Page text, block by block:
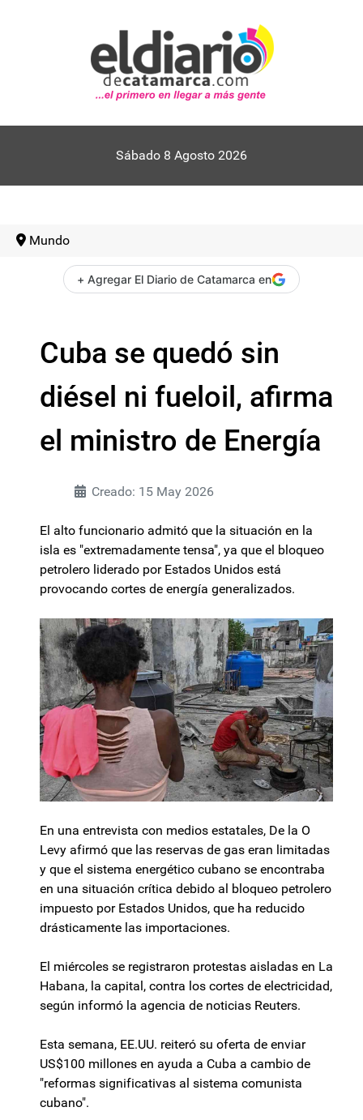
Sábado 8 Agosto 2026
Mundo
+ Agregar El Diario de Catamarca en
Cuba se quedó sin
diésel ni fueloil, afirma
el ministro de Energía
Creado: 15 May 2026
El alto funcionario admitó que la situación en la
isla es "extremadamente tensa", ya que el bloqueo
petrolero liderado por Estados Unidos está
provocando cortes de energía generalizados.
En una entrevista con medios estatales, De la O
Levy afirmó que las reservas de gas eran limitadas
y que el sistema energético cubano se encontraba
en una situación crítica debido al bloqueo petrolero
impuesto por Estados Unidos, que ha reducido
drásticamente las importaciones.
El miércoles se registraron protestas aisladas en La
Habana, la capital, contra los cortes de electricidad,
según informó la agencia de noticias Reuters.
Esta semana, EE.UU. reiteró su oferta de enviar
US$100 millones en ayuda a Cuba a cambio de
"reformas significativas al sistema comunista
cubano".